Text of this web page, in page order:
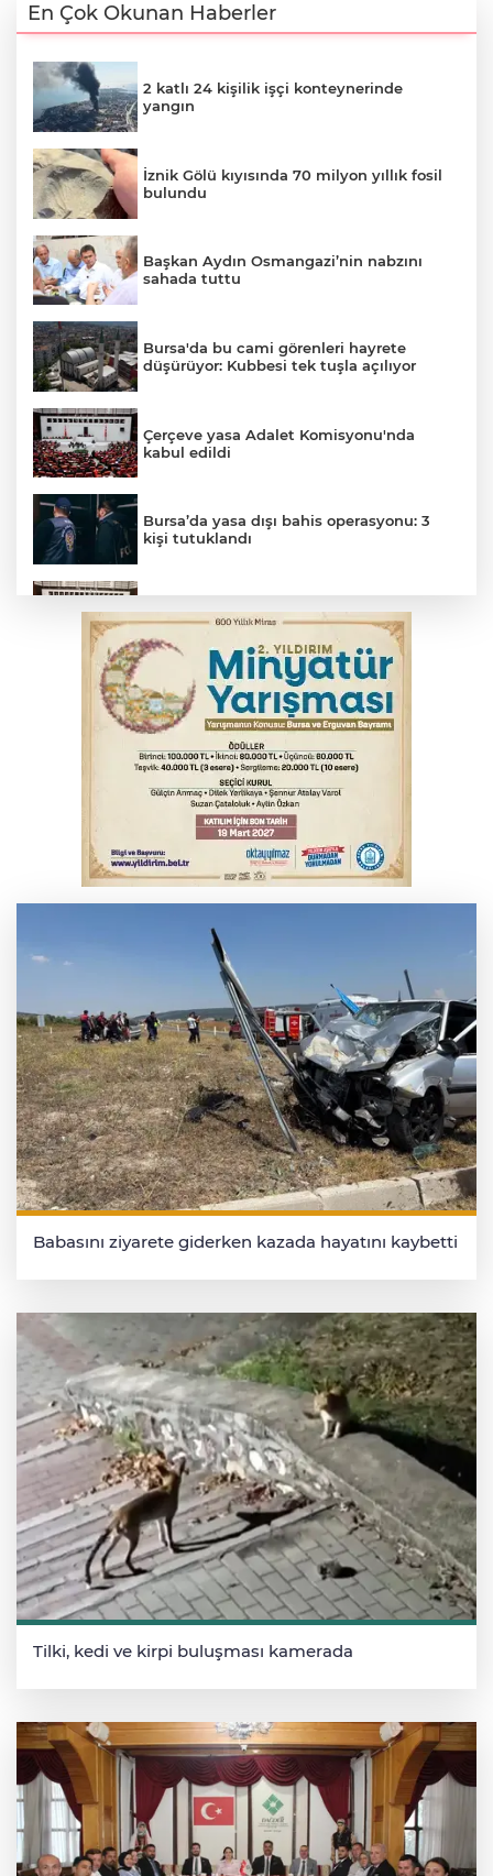
En Çok Okunan Haberler
2 katlı 24 kişilik işçi konteynerinde
yangın
İznik Gölü kıyısında 70 milyon yıllık fosil
bulundu
Başkan Aydın Osmangazi’nin nabzını
sahada tuttu
Bursa'da bu cami görenleri hayrete
düşürüyor: Kubbesi tek tuşla açılıyor
Çerçeve yasa Adalet Komisyonu'nda
kabul edildi
Bursa’da yasa dışı bahis operasyonu: 3
kişi tutuklandı
Çerçeve yasa görüşmeleri başladı
6. Perseid Meteor Yağmuru Gözlem
Etkinliği Karacabey'de gökyüzü
tutkunlarını buluşturacak
Tarihi eser kaçakçısı Bursa'da sert kayaya
çarptı
Serbest piyasada döviz fiyatları
Babasını ziyarete giderken kazada hayatını kaybetti
Tilki, kedi ve kirpi buluşması kamerada